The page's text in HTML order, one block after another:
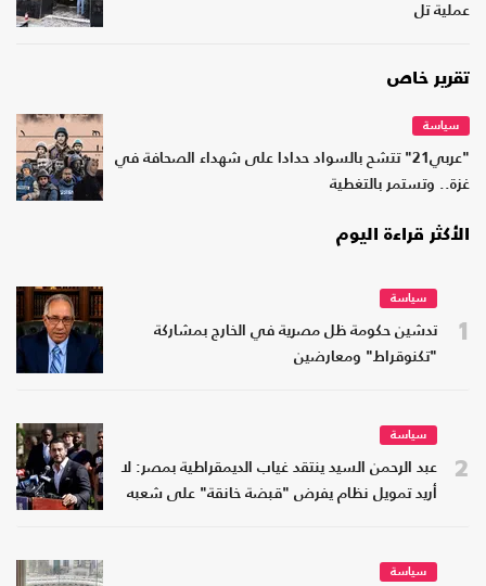
عملية تل
تقرير خاص
سياسة
"عربي21" تتشح بالسواد حدادا على شهداء الصحافة في
غزة.. وتستمر بالتغطية
الأكثر قراءة اليوم
1
سياسة
تدشين حكومة ظل مصرية في الخارج بمشاركة
"تكنوقراط" ومعارضين
2
سياسة
عبد الرحمن السيد ينتقد غياب الديمقراطية بمصر: لا
أريد تمويل نظام يفرض "قبضة خانقة" على شعبه
سياسة